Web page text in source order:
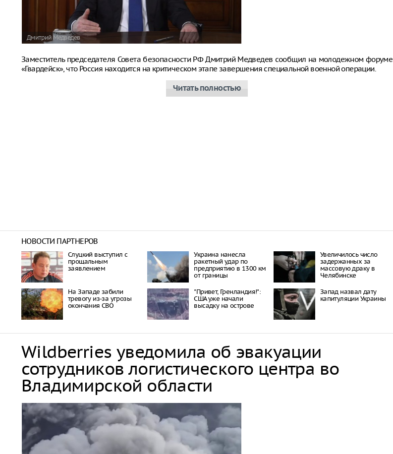
Дмитрий Медведев
Заместитель председателя Совета безопасности РФ Дмитрий Медведев сообщил на молодежном форуме
«Гвардейск», что Россия находится на критическом этапе завершения специальной военной операции.
Читать полностью
НОВОСТИ ПАРТНЕРОВ
Слуцкий выступил с
прощальным
заявлением
Украина нанесла
ракетный удар по
предприятию в 1300 км
от границы
Увеличилось число
задержанных за
массовую драку в
Челябинске
На Западе забили
тревогу из-за угрозы
окончания СВО
"Привет, Гренландия!":
США уже начали
высадку на острове
Запад назвал дату
капитуляции Украины
Wildberries уведомила об эвакуации
сотрудников логистического центра во
Владимирской области